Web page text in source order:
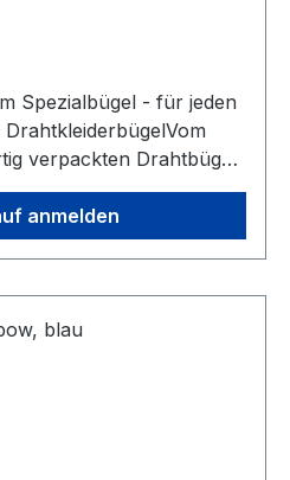
Spezialbügel - für jeden
verpackten Drahtbügel.
den Verfahren
bezüglich
besonders aus. Die
anmelden